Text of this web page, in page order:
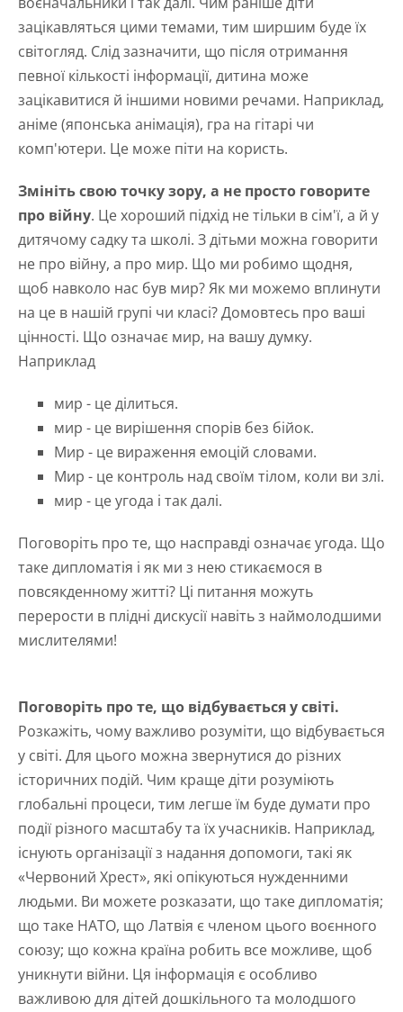
зацікавляться цими темами, тим ширшим буде їх
світогляд. Слід зазначити, що після отримання
певної кількості інформації, дитина може
зацікавитися й іншими новими речами. Наприклад,
аніме (японська анімація), гра на гітарі чи
комп'ютери. Це може піти на користь.
Змініть свою точку зору, а не просто говорите
про війну. Це хороший підхід не тільки в сім'ї, а й у
дитячому садку та школі. З дітьми можна говорити
не про війну, а про мир. Що ми робимо щодня,
щоб навколо нас був мир? Як ми можемо вплинути
на це в нашій групі чи класі? Домовтесь про ваші
цінності. Що означає мир, на вашу думку.
Наприклад
мир - це ділиться.
мир - це вирішення спорів без бійок.
Мир - це вираження емоцій словами.
Мир - це контроль над своїм тілом, коли ви злі.
мир - це угода і так далі.
Поговоріть про те, що насправді означає угода. Що
таке дипломатія і як ми з нею стикаємося в
повсякденному житті? Ці питання можуть
перерости в плідні дискусії навіть з наймолодшими
мислителями!
Поговоріть про те, що відбувається у світі.
Розкажіть, чому важливо розуміти, що відбувається
у світі. Для цього можна звернутися до різних
історичних подій. Чим краще діти розуміють
глобальні процеси, тим легше їм буде думати про
події різного масштабу та їх учасників. Наприклад,
існують організації з надання допомоги, такі як
«Червоний Хрест», які опікуються нужденними
людьми. Ви можете розказати, що таке дипломатія;
що таке НАТО, що Латвія є членом цього воєнного
союзу; що кожна країна робить все можливе, щоб
уникнути війни. Ця інформація є особливо
важливою для дітей дошкільного та молодшого